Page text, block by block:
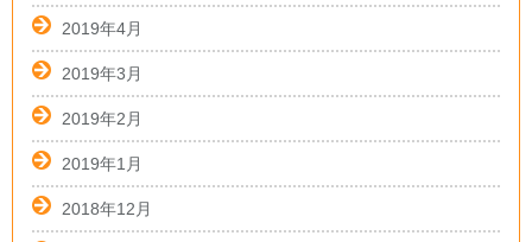
2019年4月
2019年3月
2019年2月
2019年1月
2018年12月